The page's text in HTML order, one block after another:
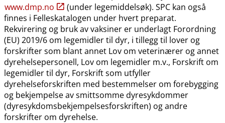
www.dmp.no
(under legemiddelsøk). SPC kan også
finnes i Felleskatalogen under hvert preparat.
Rekvirering og bruk av vaksiner er underlagt Forordning
(EU) 2019/6 om legemidler til dyr, i tillegg til lover og
forskrifter som blant annet Lov om veterinærer og annet
dyrehelsepersonell, Lov om legemidler m.v., Forskrift om
legemidler til dyr, Forskrift som utfyller
dyrehelseforskriften med bestemmelser om forebygging
og bekjempelse av smittsomme dyresykdommer
(dyresykdomsbekjempelsesforskriften) og andre
forskrifter om dyrehelse.